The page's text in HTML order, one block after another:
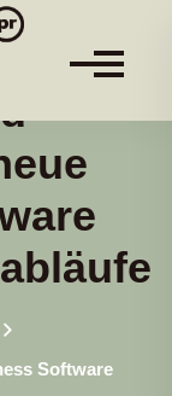
Software